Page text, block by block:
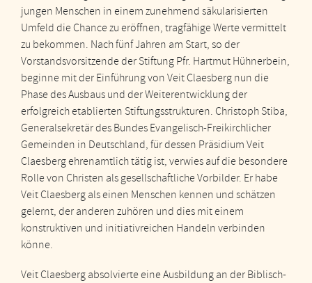
jungen Menschen in einem zunehmend säkularisierten
Umfeld die Chance zu eröffnen, tragfähige Werte vermittelt
zu bekommen. Nach fünf Jahren am Start, so der
Vorstandsvorsitzende der Stiftung Pfr. Hartmut Hühnerbein,
beginne mit der Einführung von Veit Claesberg nun die
Phase des Ausbaus und der Weiterentwicklung der
erfolgreich etablierten Stiftungsstrukturen. Christoph Stiba,
Generalsekretär des Bundes Evangelisch-Freikirchlicher
Gemeinden in Deutschland, für dessen Präsidium Veit
Claesberg ehrenamtlich tätig ist, verwies auf die besondere
Rolle von Christen als gesellschaftliche Vorbilder. Er habe
Veit Claesberg als einen Menschen kennen und schätzen
gelernt, der anderen zuhören und dies mit einem
konstruktiven und initiativreichen Handeln verbinden
könne.
Veit Claesberg absolvierte eine Ausbildung an der Biblisch-